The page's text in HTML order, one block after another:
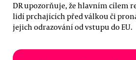
DR upozorňuje, že hlavním cílem
lidí prchajících před válkou či
jejich odrazování od vstupu do EU.